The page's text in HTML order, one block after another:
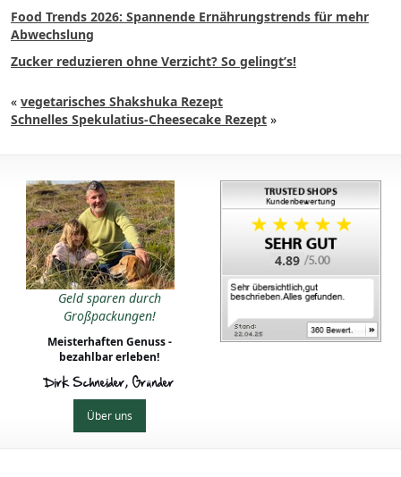
Food Trends 2026: Spannende Ernährungstrends für mehr
Abwechslung
Zucker reduzieren ohne Verzicht? So gelingt’s!
« vegetarisches Shakshuka Rezept
Schnelles Spekulatius-Cheesecake Rezept »
Geld sparen durch
Großpackungen!
Meisterhaften Genuss -
bezahlbar erleben!
Dirk Schneider, Gründer
Über uns
4.89